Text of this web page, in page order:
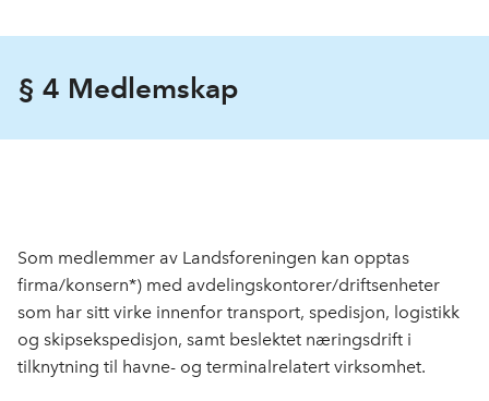
§ 4 Medlemskap
Som medlemmer av Landsforeningen kan opptas
firma/konsern*) med avdelingskontorer/driftsenheter
som har sitt virke innenfor transport, spedisjon, logistikk
og skipsekspedisjon, samt beslektet næringsdrift i
tilknytning til havne- og terminalrelatert virksomhet.